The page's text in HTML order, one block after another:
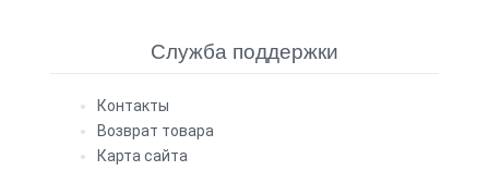
Служба поддержки
Контакты
Возврат товара
Карта сайта